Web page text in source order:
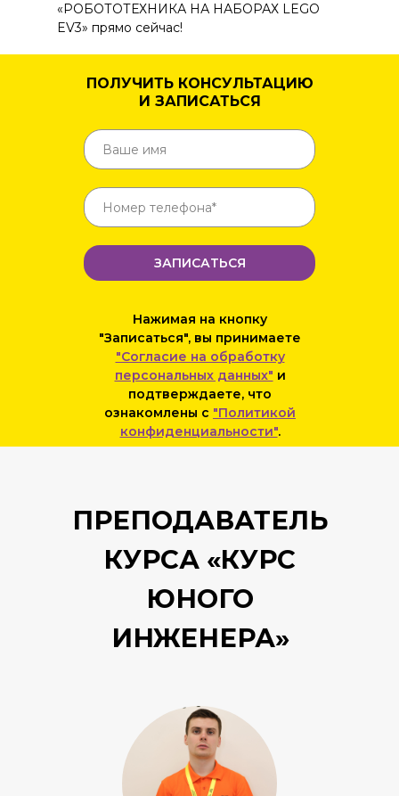
«РОБОТОТЕХНИКА НА НАБОРАХ LEGO
EV3» прямо сейчас!
ПОЛУЧИТЬ КОНСУЛЬТАЦИЮ
И ЗАПИСАТЬСЯ
Нажимая на кнопку
"Записаться", вы принимаете
"Согласие на обработку
персональных данных" и
подтверждаете, что
ознакомлены с "Политикой
конфиденциальности".
ЗАПИСАТЬСЯ
ПРЕПОДАВАТЕЛЬ
КУРСА «КУРС
ЮНОГО
ИНЖЕНЕРА»